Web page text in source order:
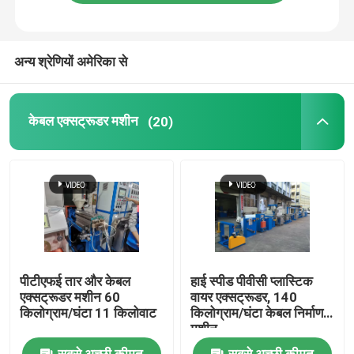
कारखाने का दौरा
हमसे संपर्क करें
एक उद्धरण का अनुरोध करें
केबल एक्सट्रूडर मशीन
वायर एक्सट्रूडर मशीन
अन्य श्रेणियों अमेरिका से
केबल एक्सट्रूडर मशीन (20)
पीटीएफई तार और केबल
एक्सट्रूडर मशीन 60
किलोग्राम/घंटा 11 किलोवाट
हाई स्पीड पीवीसी प्लास्टिक
वायर एक्सट्रूडर, 140
किलोग्राम/घंटा केबल निर्माण
मशीन